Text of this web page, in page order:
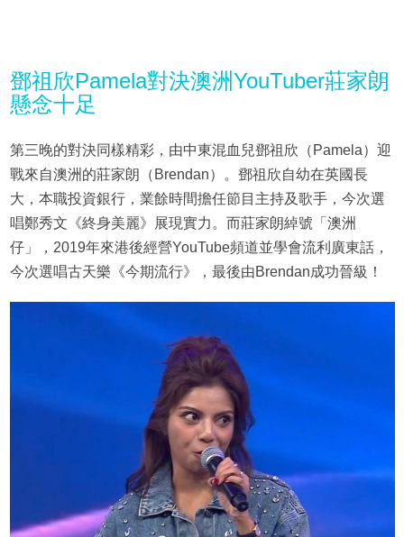
鄧祖欣Pamela對決澳洲YouTuber莊家朗
懸念十足
第三晚的對決同樣精彩，由中東混血兒鄧祖欣（Pamela）迎
戰來自澳洲的莊家朗（Brendan）。鄧祖欣自幼在英國長
大，本職投資銀行，業餘時間擔任節目主持及歌手，今次選
唱鄭秀文《終身美麗》展現實力。而莊家朗綽號「澳洲
仔」，2019年來港後經營YouTube頻道並學會流利廣東話，
今次選唱古天樂《今期流行》，最後由Brendan成功晉級！